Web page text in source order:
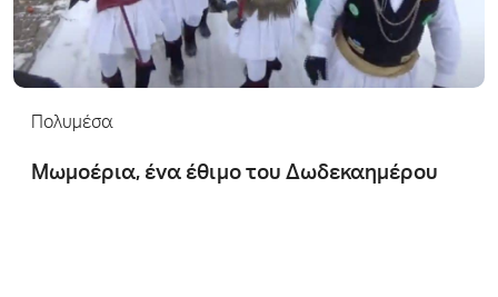
Πολυμέσα
Μωμοέρια, ένα έθιμο του Δωδεκαημέρου